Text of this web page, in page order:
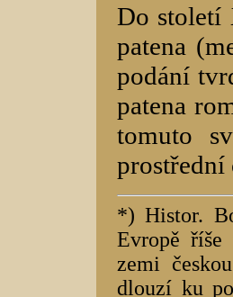
Do století
patena
podání
patena
tomuto
*) Histor.
Evropě říše
zemi
dlouzí ku